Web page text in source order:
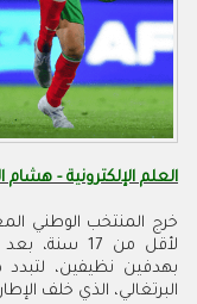
العلم الإلكترونية - هشام
خرج المنتخب الوطني
لأقل من 17
بهدفين نظيفين، لتبدد
البرتغالي، الذي خلف